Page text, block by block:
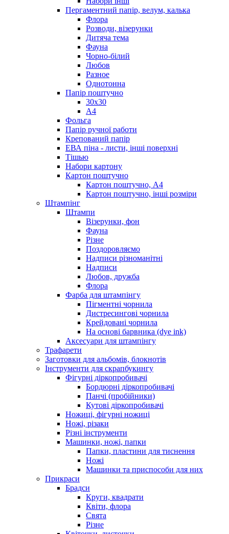
Пергаментний папір, велум, калька
Флора
Розводи, візерунки
Дитяча тема
Фауна
Чорно-білий
Любов
Разное
Однотонна
Папір поштучно
30х30
А4
Фольга
Папір ручної работи
Крепований папір
ЕВА піна - листи, інші поверхні
Тішью
Набори картону
Картон поштучно
Картон поштучно, А4
Картон поштучно, інші розміри
Штампінг
Штампи
Візерунки, фон
Фауна
Різне
Поздоровляємо
Надписи різноманітні
Надписи
Любов, дружба
Флора
Фарба для штампінгу
Пігментні чорнила
Дистресингові чорнила
Крейдовані чорнила
На основі барвника (dye ink)
Аксесуари для штампінгу
Трафарети
Заготовки для альбомів, блокнотів
Інструменти для скрапбукингу
Фігурні діркопробивачі
Бордюрні діркопробивачі
Панчі (пробійники)
Кутові діркопробивачі
Ножиці, фігурні ножиці
Ножі, різаки
Різні інструменти
Машинки, ножі, папки
Папки, пластини для тиснення
Ножі
Машинки та приспособи для них
Прикраси
Брадси
Круги, квадрати
Квіти, флора
Свята
Різне